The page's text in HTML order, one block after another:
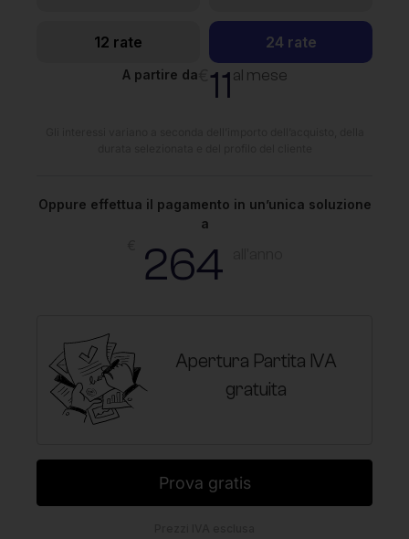
12 rate 24 rate
A partire da 11al mese
Oppure effettua il pagamento in un’unica soluzione
a
264
Apertura Partita IVA
gratuita
Prova gratis